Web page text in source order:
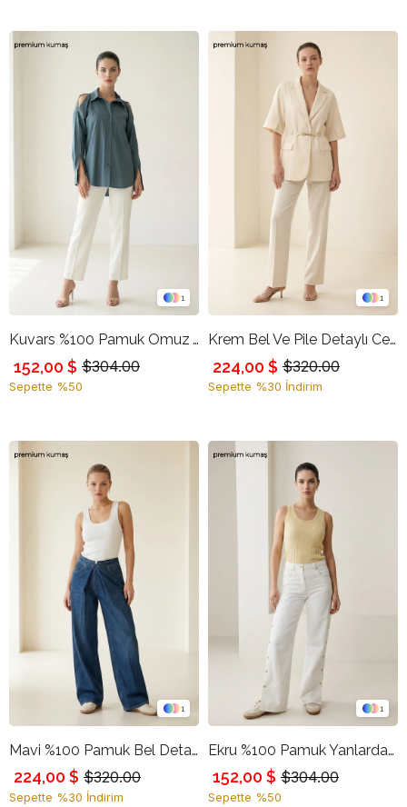
1
Kuvars %100 Pamuk Omuz Ve Kol Detaylı Rahat Kesim Gömlek
$304.00
152,00 $
Sepette %50
1
Krem Bel Ve Pile Detaylı Cepli Pantolon
$320.00
224,00 $
Sepette %30 İndirim
1
Mavi %100 Pamuk Bel Detaylı Rahat Kesim Jean
$320.00
224,00 $
Sepette %30 İndirim
1
Ekru %100 Pamuk Yanlardan Kapama Detaylı Pantolon
$304.00
152,00 $
Sepette %50